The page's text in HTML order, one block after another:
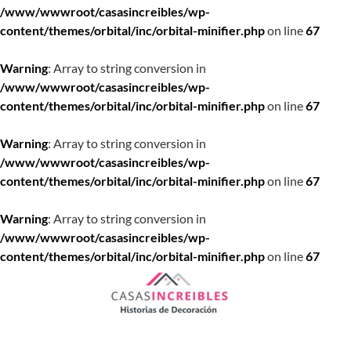
/www/wwwroot/casasincreibles/wp-
content/themes/orbital/inc/orbital-minifier.phpon line67
Warning: Array to string conversion in
/www/wwwroot/casasincreibles/wp-
content/themes/orbital/inc/orbital-minifier.phpon line67
Warning: Array to string conversion in
/www/wwwroot/casasincreibles/wp-
content/themes/orbital/inc/orbital-minifier.phpon line67
Warning: Array to string conversion in
/www/wwwroot/casasincreibles/wp-
content/themes/orbital/inc/orbital-minifier.phpon line67